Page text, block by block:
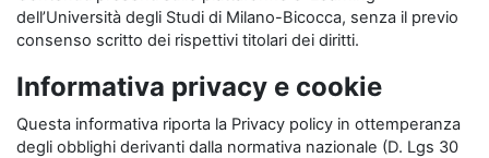
dell’Università degli Studi di Milano-Bicocca, senza il previo
consenso scritto dei rispettivi titolari dei diritti.
Informativa privacy e cookie
Questa informativa riporta la Privacy policy in ottemperanza
degli obblighi derivanti dalla normativa nazionale (D. Lgs 30